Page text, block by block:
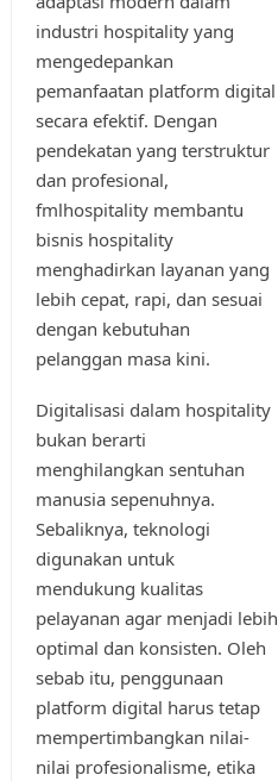
industri hospitality yang
mengedepankan
pemanfaatan platform digital
secara efektif. Dengan
pendekatan yang terstruktur
dan profesional,
fmlhospitality membantu
bisnis hospitality
menghadirkan layanan yang
lebih cepat, rapi, dan sesuai
dengan kebutuhan
pelanggan masa kini.
Digitalisasi dalam hospitality
bukan berarti
menghilangkan sentuhan
manusia sepenuhnya.
Sebaliknya, teknologi
digunakan untuk
mendukung kualitas
pelayanan agar menjadi lebih
optimal dan konsisten. Oleh
sebab itu, penggunaan
platform digital harus tetap
mempertimbangkan nilai-
nilai profesionalisme, etika